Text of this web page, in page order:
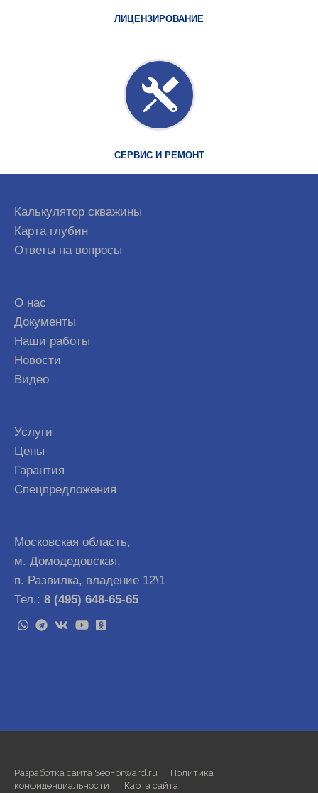
ЛИЦЕНЗИРОВАНИЕ
СЕРВИС И РЕМОНТ
Калькулятор скважины
Карта глубин
Ответы на вопросы
О нас
Документы
Наши работы
Новости
Видео
Услуги
Цены
Гарантия
Спецпредложения
Московская область,
м. Домодедовская,
п. Развилка, владение 12\1
Тел.: 8 (495) 648-65-65
Разработка сайта SeoForward.ru
Политика
конфиденциальности
Карта сайта